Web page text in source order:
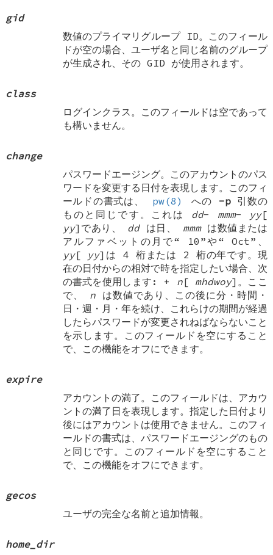
gid
数値のプライマリグループ ID。このフィール
ドが空の場合、ユーザ名と同じ名前のグループ
が生成され、その GID が使用されます。
class
ログインクラス。このフィールドは空であって
も構いません。
change
パスワードエージング。このアカウントのパス
ワードを変更する日付を表現します。このフィ
ールドの書式は、
pw(8) への -p引数の
ものと同じです。これは dd- mmm- yy[
yy]であり、 ddは日、 mmmは数値または
アルファベットの月で“
10 ”や“Oct ”、
yy[ yy]は 4 桁または 2 桁の年です。現
在の日付からの相対で時を指定したい場合、次
の書式を使用します: + n[ mhdwoy]。ここ
で、 n は数値であり、この後に分・時間・
日・週・月・年を続け、これらけの期間が経過
したらパスワードが変更されねばならないこと
を示します。このフィールドを空にすること
で、この機能をオフにできます。
expire
アカウントの満了。このフィールドは、アカウ
ントの満了日を表現します。指定した日付より
後にはアカウントは使用できません。このフィ
ールドの書式は、パスワードエージングのもの
と同じです。このフィールドを空にすること
で、この機能をオフにできます。
gecos
ユーザの完全な名前と追加情報。
home_dir